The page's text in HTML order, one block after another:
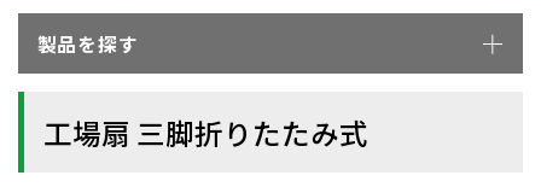
製品を探す
工場扇 三脚折りたたみ式